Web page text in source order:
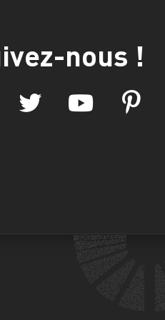
nous !